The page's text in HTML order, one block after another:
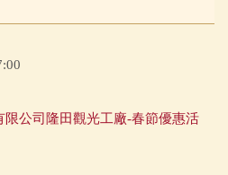
限公司隆田觀光工廠-春節優惠活